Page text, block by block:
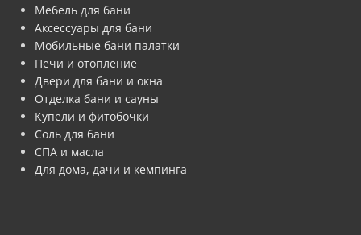
Мебель для бани
Аксессуары для бани
Мобильные бани палатки
Печи и отопление
Двери для бани и окна
Отделка бани и сауны
Купели и фитобочки
Соль для бани
СПА и масла
Для дома, дачи и кемпинга